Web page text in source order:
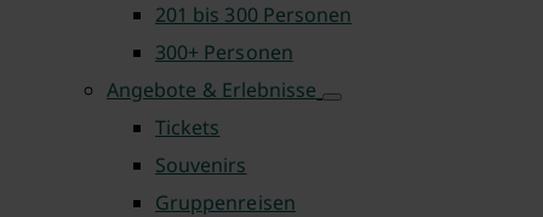
201 bis 300 Personen
300+ Personen
Angebote & Erlebnisse
Tickets
Souvenirs
Gruppenreisen